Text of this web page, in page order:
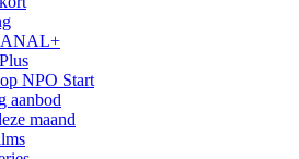
NPO Start
aanbod
maand